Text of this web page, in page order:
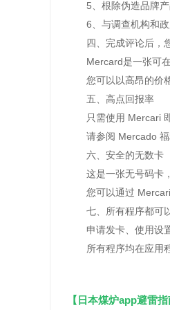
5、根除伪造品牌产
6、与调查机构和政
四、完成评论后，您
Mercard是一张可在
您可以以高昂的价格
五、高点回报率
只需使用 Mercari 即
请参阅 Mercado 福
六、安全的无数卡
这是一张无号码卡，
您可以通过 Mercari
七、所有程序都可
申请发卡、使用设置
所有程序均在应用程
【日本煤炉app避雷指